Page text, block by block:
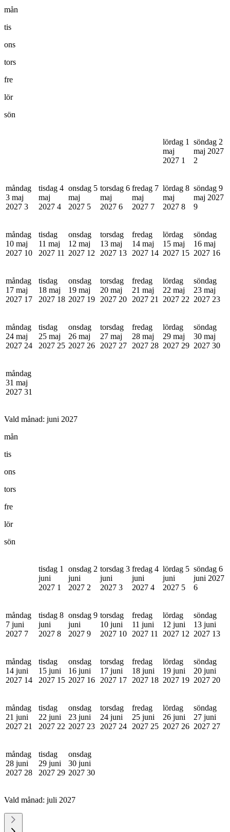
mån
tis
ons
tors
fre
lör
sön
lördag 1
maj
2027 1
söndag 2
maj 2027
2
måndag
3 maj
2027 3
tisdag 4
maj
2027 4
onsdag 5
maj
2027 5
torsdag 6
maj
2027 6
fredag 7
maj
2027 7
lördag 8
maj
2027 8
söndag 9
maj 2027
9
måndag
10 maj
2027 10
tisdag
11 maj
2027 11
onsdag
12 maj
2027 12
torsdag
13 maj
2027 13
fredag
14 maj
2027 14
lördag
15 maj
2027 15
söndag
16 maj
2027 16
måndag
17 maj
2027 17
tisdag
18 maj
2027 18
onsdag
19 maj
2027 19
torsdag
20 maj
2027 20
fredag
21 maj
2027 21
lördag
22 maj
2027 22
söndag
23 maj
2027 23
måndag
24 maj
2027 24
tisdag
25 maj
2027 25
onsdag
26 maj
2027 26
torsdag
27 maj
2027 27
fredag
28 maj
2027 28
lördag
29 maj
2027 29
söndag
30 maj
2027 30
måndag
31 maj
2027 31
Vald månad: juni 2027
mån
tis
ons
tors
fre
lör
sön
tisdag 1
juni
2027 1
onsdag 2
juni
2027 2
torsdag 3
juni
2027 3
fredag 4
juni
2027 4
lördag 5
juni
2027 5
söndag 6
juni 2027
6
måndag
7 juni
2027 7
tisdag 8
juni
2027 8
onsdag 9
juni
2027 9
torsdag
10 juni
2027 10
fredag
11 juni
2027 11
lördag
12 juni
2027 12
söndag
13 juni
2027 13
måndag
14 juni
2027 14
tisdag
15 juni
2027 15
onsdag
16 juni
2027 16
torsdag
17 juni
2027 17
fredag
18 juni
2027 18
lördag
19 juni
2027 19
söndag
20 juni
2027 20
måndag
21 juni
2027 21
tisdag
22 juni
2027 22
onsdag
23 juni
2027 23
torsdag
24 juni
2027 24
fredag
25 juni
2027 25
lördag
26 juni
2027 26
söndag
27 juni
2027 27
måndag
28 juni
2027 28
tisdag
29 juni
2027 29
onsdag
30 juni
2027 30
Vald månad: juli 2027